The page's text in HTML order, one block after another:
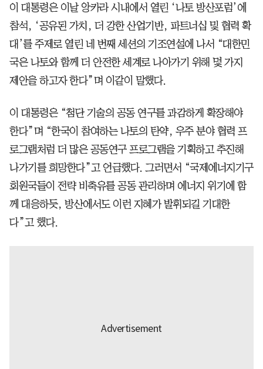
이 대통령은 이날 앙카라 시내에서 열린 ‘나토 방산포럼’에
참석, ‘공유된 가치, 더 강한 산업기반, 파트너십 및 협력 확
대’를 주제로 열린 네 번째 세션의 기조연설에 나서 “대한민
국은 나토와 함께 더 안전한 세계로 나아가기 위해 몇 가지
제안을 하고자 한다”며 이같이 말했다.
이 대통령은 “첨단 기술의 공동 연구를 과감하게 확장해야
한다”며 “한국이 참여하는 나토의 탄약, 우주 분야 협력 프
로그램처럼 더 많은 공동연구 프로그램을 기획하고 추진해
나가기를 희망한다”고 언급했다. 그러면서 “국제에너지기구
회원국들이 전략 비축유를 공동 관리하며 에너지 위기에 함
께 대응하듯, 방산에서도 이런 지혜가 발휘되길 기대한
다”고 했다.